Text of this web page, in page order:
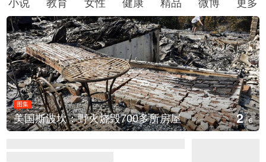
图集
叙利亚：大马士革发生爆炸 3/6